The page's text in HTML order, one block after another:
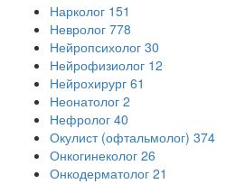
Нарколог 151
Невролог 778
Нейропсихолог 30
Нейрофизиолог 12
Нейрохирург 61
Неонатолог 2
Нефролог 40
Окулист (офтальмолог) 374
Онкогинеколог 26
Онкодерматолог 21